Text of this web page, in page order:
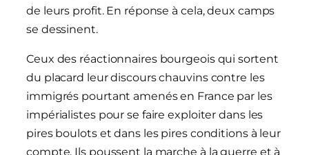
de leurs profit. En réponse à cela, deux camps
se dessinent.
Ceux des réactionnaires bourgeois qui sortent
du placard leur discours chauvins contre les
immigrés pourtant amenés en France par les
impérialistes pour se faire exploiter dans les
pires boulots et dans les pires conditions à leur
compte. Ils poussent la marche à la guerre et à